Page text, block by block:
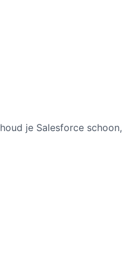
je Salesforce schoon,